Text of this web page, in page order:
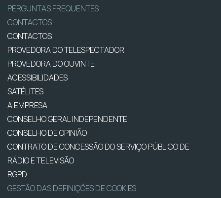
PERGUNTAS FREQUENTES
CONTACTOS
CONTACTOS
PROVEDORA DO TELESPECTADOR
PROVEDORA DO OUVINTE
ACESSIBILIDADES
SATÉLITES
A EMPRESA
CONSELHO GERAL INDEPENDENTE
CONSELHO DE OPINIÃO
CONTRATO DE CONCESSÃO DO SERVIÇO PÚBLICO DE
RÁDIO E TELEVISÃO
RGPD
GESTÃO DAS DEFINIÇÕES DE COOKIES